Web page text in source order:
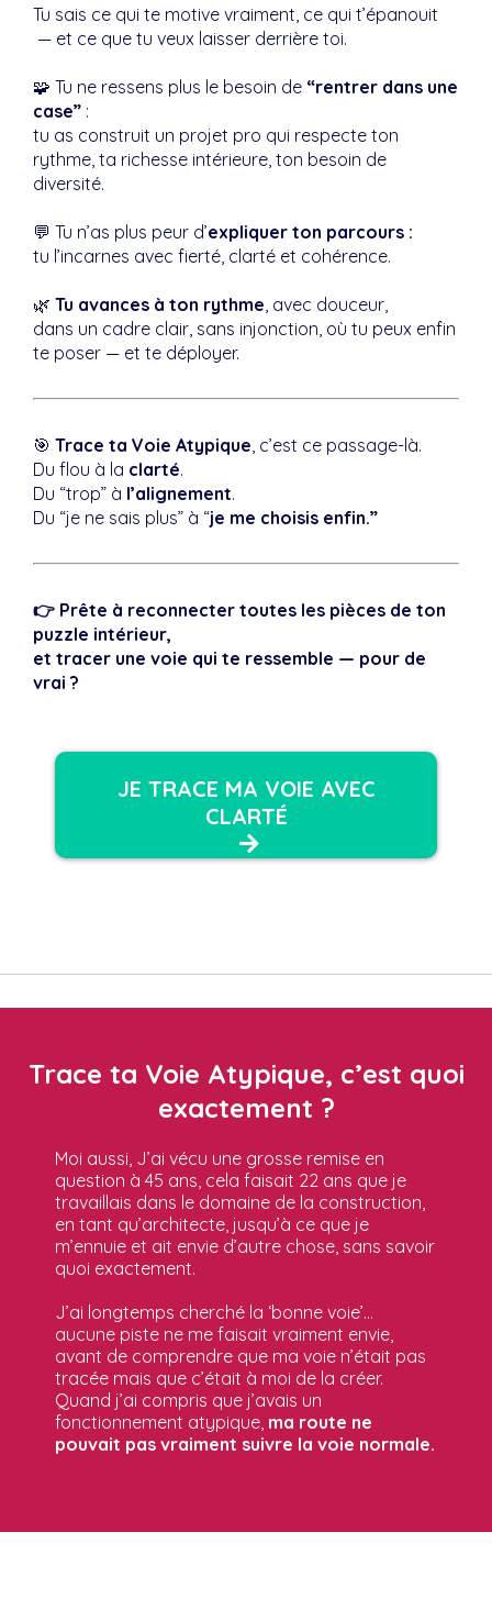
Tu sais ce qui te motive vraiment, ce qui t’épanouit
— et ce que tu veux laisser derrière toi.
🧩 Tu ne ressens plus le besoin de “rentrer dans une
case” :
tu as construit un projet pro qui respecte ton
rythme, ta richesse intérieure, ton besoin de
diversité.
💬 Tu n’as plus peur d’expliquer ton parcours :
tu l’incarnes avec fierté, clarté et cohérence.
🌿 Tu avances à ton rythme, avec douceur,
dans un cadre clair, sans injonction, où tu peux enfin
te poser — et te déployer.
🎯 Trace ta Voie Atypique, c’est ce passage-là.
Du flou à la clarté.
Du “trop” à l’alignement.
Du “je ne sais plus” à “je me choisis enfin.”
👉 Prête à reconnecter toutes les pièces de ton
puzzle intérieur,
et tracer une voie qui te ressemble — pour de
vrai ?
JE TRACE MA VOIE AVEC
CLARTÉ
Trace ta Voie Atypique, c’est quoi
exactement ?
Moi aussi, J’ai vécu une grosse remise en
question à 45 ans, cela faisait 22 ans que je
travaillais dans le domaine de la construction,
en tant qu’architecte, jusqu’à ce que je
m’ennuie et ait envie d’autre chose, sans savoir
quoi exactement.
J’ai longtemps cherché la ‘bonne voie’…
aucune piste ne me faisait vraiment envie,
avant de comprendre que ma voie n’était pas
tracée mais que c’était à moi de la créer.
Quand j’ai compris que j’avais un
fonctionnement atypique, ma route ne
pouvait pas vraiment suivre la voie normale.